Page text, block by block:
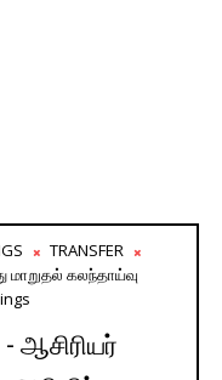
TRANSFER
மாறுதல் கலந்தாய்வு
ஆசிரியர்